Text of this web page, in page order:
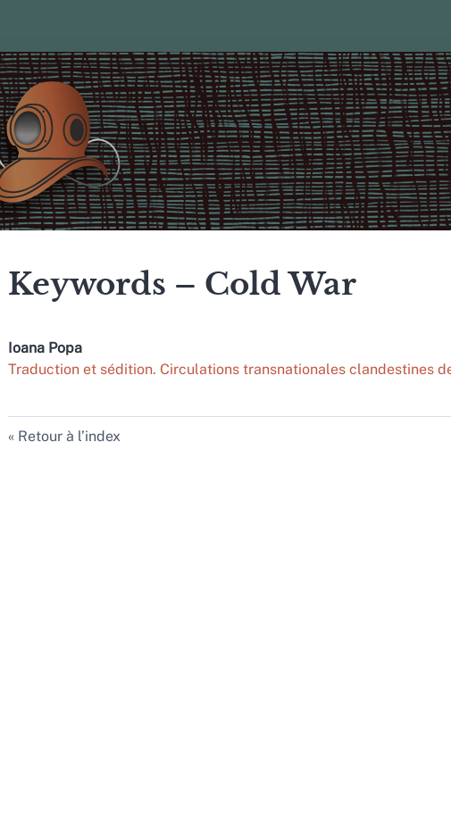
Keywords – Cold War
Ioana Popa
Traduction et sédition. Circulations transnationales clandestines
Retour à l’index